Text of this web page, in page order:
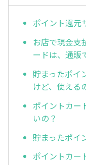
ポイント還元
お店で現金支
ードは、通販
貯まったポイ
けど、使える
ポイントカー
いの？
貯まったポイ
ポイントカー